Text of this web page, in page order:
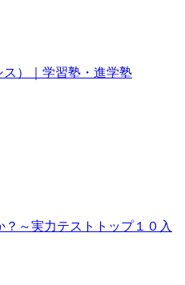
）｜学習塾・進学塾
～実力テストトップ１０入